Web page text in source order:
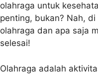
olahraga untuk
penting, bukan? Nah,
olahraga dan apa saja
selesai!
Olahraga adalah